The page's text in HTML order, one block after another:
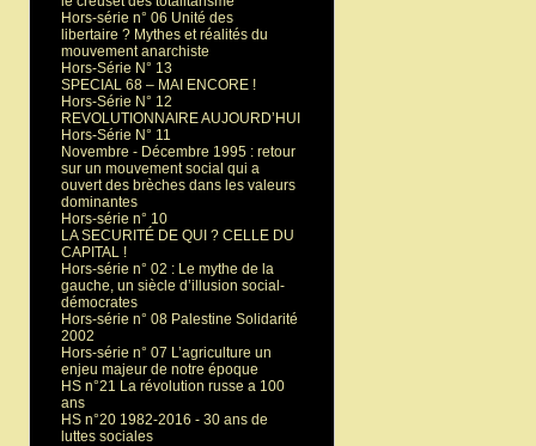
Hors-série n° 06 Unité des
libertaire ? Mythes et réalités du
mouvement anarchiste
Hors-Série N° 13
SPECIAL 68 – MAI ENCORE !
Hors-Série N° 12
REVOLUTIONNAIRE AUJOURD’HUI
Hors-Série N° 11
Novembre - Décembre 1995 : retour
sur un mouvement social qui a
ouvert des brèches dans les valeurs
dominantes
Hors-série n° 10
LA SECURITÉ DE QUI ? CELLE DU
CAPITAL !
Hors-série n° 02 : Le mythe de la
gauche, un siècle d’illusion social-
démocrates
Hors-série n° 08 Palestine Solidarité
2002
Hors-série n° 07 L’agriculture un
enjeu majeur de notre époque
HS n°21 La révolution russe a 100
ans
HS n°20 1982-2016 - 30 ans de
luttes sociales